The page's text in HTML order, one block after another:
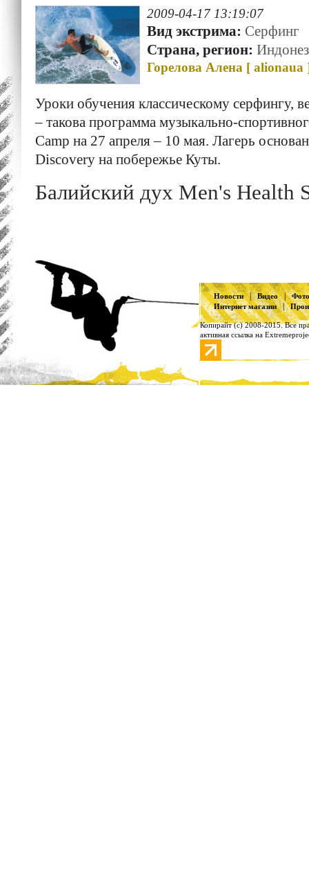
2009-04-17 13:19:07
Вид экстрима: Серфинг
Страна, регион:
Горелова Алена [ alionaua
Уроки обучения классическому серфингу,
– такова программа музыкально-
Camp на 27 апреля – 10 мая. Лагерь
Discovery на побережье Куты.
Балийский дух Men's Health
Новости|Видео|
Интернет магазин|
Копирайт (с) 2008-2015. Все
активная ссылка на